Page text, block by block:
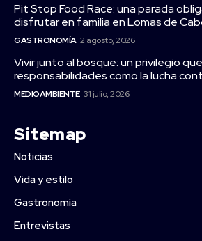
Pit Stop Food Race: una parada
disfrutar en familia en Lomas de
GASTRONOMÍA 2 agosto, 2026
Vivir junto al bosque: un privilegio
responsabilidades como la lucha
MEDIOAMBIENTE 31 julio, 2026
Sitemap
Noticias
Vida y estilo
Gastronomía
Entrevistas